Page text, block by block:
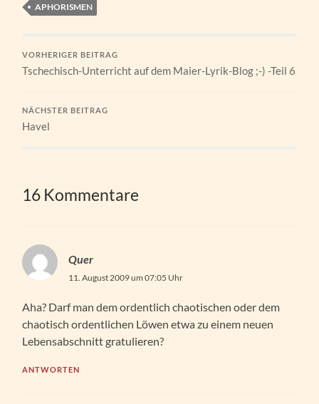
APHORISMEN
VORHERIGER BEITRAG
Tschechisch-Unterricht auf dem Maier-Lyrik-Blog ;-) -Teil 6
NÄCHSTER BEITRAG
Havel
16 Kommentare
Quer
11. August 2009 um 07:05 Uhr
Aha? Darf man dem ordentlich chaotischen oder dem
chaotisch ordentlichen Löwen etwa zu einem neuen
Lebensabschnitt gratulieren?
ANTWORTEN